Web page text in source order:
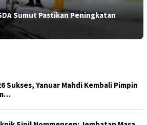
Sumut Pastikan Peningkatan
Sukses, Yanuar Mahdi Kembali Pimpin